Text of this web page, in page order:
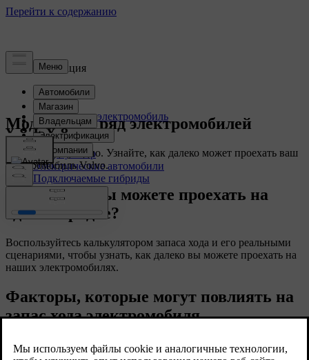
Электрификация
Как работает электромобиль
Зарядка
Диапазон
Аккумулятор
Электрические автомобили
Подключаемые гибриды
Модельный ряд электромобилей
Отсюда куда угодно. Узнайте, как далеко может проехать ваш
электромобиль Volvo.
Как далеко вы можете проехать на
одной зарядке?
Воспользуйтесь калькулятором запаса хода и его реальными
сценариями, чтобы узнать, как далеко вы можете проехать на
наших электромобилях.
Факторы, которые могут повлиять на
запас хода электромобиля
Погода